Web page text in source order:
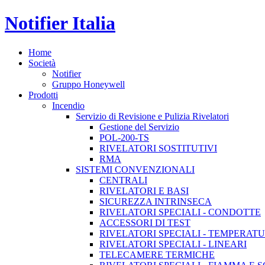
Notifier Italia
Home
Società
Notifier
Gruppo Honeywell
Prodotti
Incendio
Servizio di Revisione e Pulizia Rivelatori
Gestione del Servizio
POL-200-TS
RIVELATORI SOSTITUTIVI
RMA
SISTEMI CONVENZIONALI
CENTRALI
RIVELATORI E BASI
SICUREZZA INTRINSECA
RIVELATORI SPECIALI - CONDOTTE
ACCESSORI DI TEST
RIVELATORI SPECIALI -
RIVELATORI SPECIALI - LINEARI
TELECAMERE TERMICHE